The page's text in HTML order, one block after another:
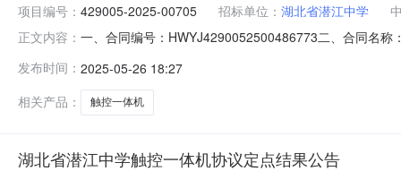
项目编号： 429005-2025-00705 招标单位： 湖北省潜江中学
正文内容： 一、合同编号：HWYJ4290052500486773二、合同名
13349714411六、合同主要信息主要标的名称：34000
发布时间： 2025-05-26 18:27
相关产品：
触控一体机
湖北省潜江中学触控一体机协议定点结果公告